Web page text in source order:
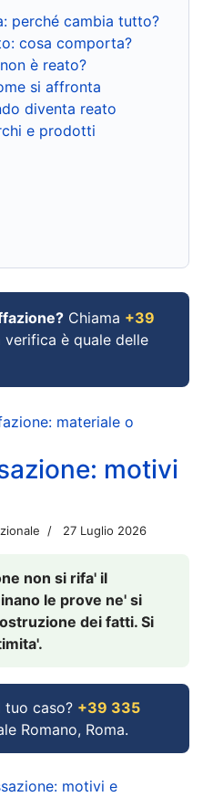
perché cambia tutto?
cosa comporta?
è reato?
si affronta
diventa reato
e prodotti
Chiama +39
verifica è quale delle
materiale o
motivi
27 Luglio 2026
non si rifa' il
le prove ne' si
dei fatti. Si
tuo caso? +39 335
Romano, Roma.
motivi e